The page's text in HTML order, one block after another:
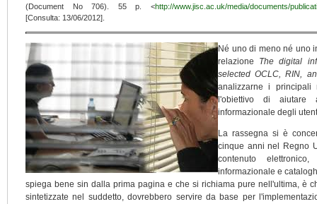
(Document No 706). 55 p. <http://www.jisc.ac.uk/media/documents/
[Consulta: 13/06/2012].
Né uno di meno né uno
relazione The digital
selected OCLC, RIN,
analizzarne i principali
l'obiettivo di aiutare
informazionale degli
La rassegna si è
cinque anni nel Regno
contenuto
informazionale e
spiega bene sin dalla prima pagina e che si richiama pure nell'ultima, è
sintetizzate nel suddetto, dovrebbero servire da base per